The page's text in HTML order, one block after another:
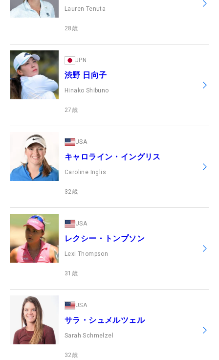
Lauren Tenuta
28 歳
JPN
渋野 日向子
Hinako Shibuno
27 歳
USA
キャロライン・イングリス
Caroline Inglis
32歳
USA
レクシー・トンプソン
Lexi Thompson
31 歳
USA
サラ・シュメルツェル
Sarah Schmelzel
32歳